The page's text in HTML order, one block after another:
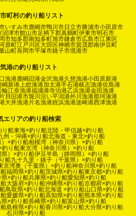
町村の釣り船リスト
いすみ市鹿嶋市鴨川市日立市勝浦市小田原市
沼津市館山市足柄下郡真鶴町伊東市明石市
市知多郡南知多町旭市鎌倉市広島市江東区
原町江戸川区大田区神栖市賀茂郡南伊豆町
山町長岡市平塚市銚子市境港市
港の釣り船リスト
漁港鹿嶋旧港金沢漁港久慈漁港小田原新港
嶋新港上総湊港加太港手石港岐志漁港佐島港
輪江奈漁港福浦港寺泊港乙浜漁港金田漁港
片貝旧港市堀川沿い平潟港外川漁港那珂湊港
大井漁港片名漁港姪浜漁港波崎港西津漁港
エリアの釣り船検索
り船東海×釣り船北陸・甲信越×釣り船
州・沖縄×釣り船北海道・東北×釣り船
）×釣り船相模湾（神奈川県）×釣り船
釣り船東京湾（神奈川県）×釣り船
）×釣り船伊豆半島（静岡県）×釣り船
船九十九里・銚子（千葉県）×釣り船
京湾奥（千葉県）×釣り船神奈川県×釣り船
福岡県×釣り船茨城県×釣り船東京都×釣り船
県×釣り船兵庫県×釣り船愛知県×釣り船
大阪府×釣り船沖縄県×釣り船京都府×釣り船
鳥取県×釣り船北海道 ×釣り船山口県×釣り船
愛媛県×釣り船高知県×釣り船熊本県×釣り船
県×釣り船長崎県×釣り船富山県×釣り船
島根県×釣り船香川県×釣り船大分県×釣り船
石川県×釣り船